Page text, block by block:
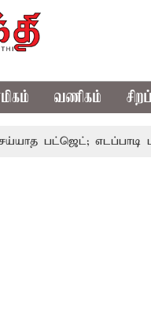
வணிகம்
எடப்பாடி பழனிசாமி